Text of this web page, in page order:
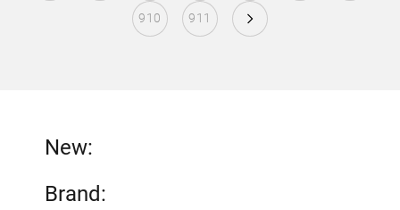
910 911
New:
Brand: